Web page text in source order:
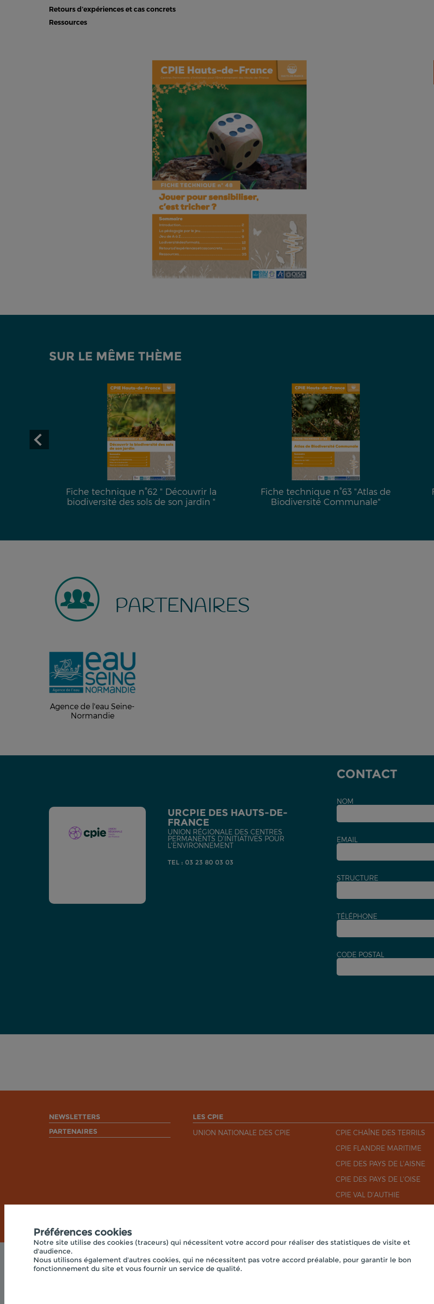
Retours d’expériences et cas concrets
Ressources
SUR LE MÊME THÈME
Fiche technique n°63 "Atlas de
Biodiversité Communale"
Fiche technique n°64 "Introduction
l'aquaponie"
PARTENAIRES
Agence de l'eau Seine-
Normandie
URCPIE DES HAUTS-DE-
FRANCE
UNION RÉGIONALE DES CENTRES
PERMANENTS D'INITIATIVES POUR
L'ENVIRONNEMENT
TEL : 03 23 80 03 03
CONTACT
NOM
EMAIL
STRUCTURE
TÉLÉPHONE
CODE POSTAL
NEWSLETTERS
PARTENAIRES
LES CPIE
UNION NATIONALE DES CPIE
CPIE CHAÎNE DES TERRILS
CPIE FLANDRE MARITIME
CPIE DES PAYS DE L'AISNE
CPIE DES PAYS DE L'OISE
CPIE VAL D'AUTHIE
Mentions légales
© 2026 - UNION RÉGIONALE DES CPIE HAUTS-DE-FRANCE - SIÈGE SOCIAL 33 RUE DES VICTIMES DE
Préférences cookies
Notre site utilise des cookies (traceurs) qui nécessitent votre accord pour réaliser des statistiques de visite et
d'audience.
Nous utilisons également d'autres cookies, qui ne nécessitent pas votre accord préalable, pour garantir le bon
fonctionnement du site et vous fournir un service de qualité.